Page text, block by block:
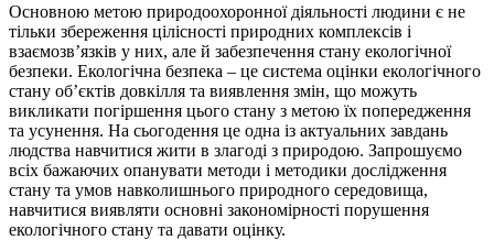
Основною метою природоохоронної діяльності людини є не
тільки збереження цілісності природних комплексів і
взаємозв’язків у них, але й забезпечення стану екологічної
безпеки. Екологічна безпека – це система оцінки екологічного
стану об’єктів довкілля та виявлення змін, що можуть
викликати погіршення цього стану з метою їх попередження
та усунення. На сьогодення це одна із актуальних завдань
людства навчитися жити в злагоді з природою. Запрошуємо
всіх бажаючих опанувати методи і методики дослідження
стану та умов навколишнього природного середовища,
навчитися виявляти основні закономірності порушення
екологічного стану та давати оцінку.